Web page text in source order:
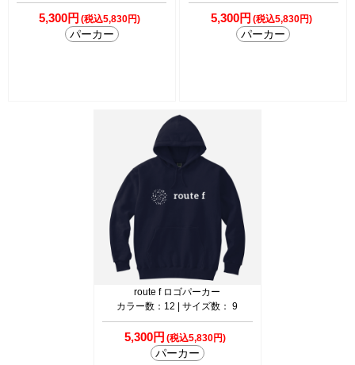
5,300円 (税込5,830円)
パーカー
5,300円 (税込5,830円)
パーカー
route f ロゴパーカー
カラー数：12 | サイズ数： 9
5,300円 (税込5,830円)
パーカー